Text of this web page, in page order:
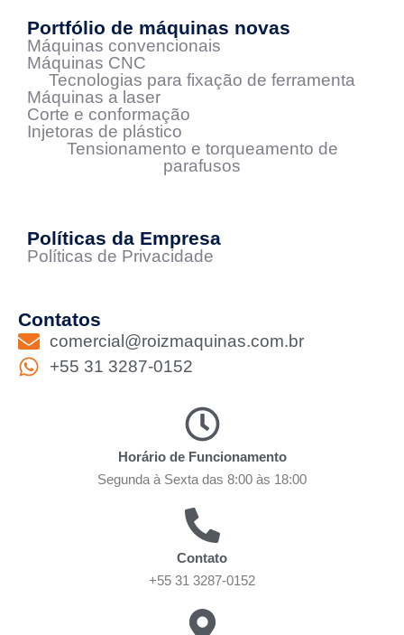
Portfólio de máquinas novas
Máquinas convencionais
Máquinas CNC
Tecnologias para fixação de ferramenta
Máquinas a laser
Corte e conformação
Injetoras de plástico
Tensionamento e torqueamento de
parafusos
Políticas da Empresa
Políticas de Privacidade
Contatos
comercial@roizmaquinas.com.br
+55 31 3287-0152
Horário de Funcionamento
Segunda à Sexta das 8:00 às 18:00
Contato
+55 31 3287-0152